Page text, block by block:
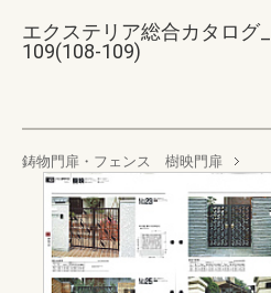
エクステリア総合カタログ
109(108-109)
鋳物門扉・フェンス 樹映門扉